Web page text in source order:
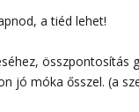
a tiéd lehet!
összpontosítás
jó móka ősszel. (a